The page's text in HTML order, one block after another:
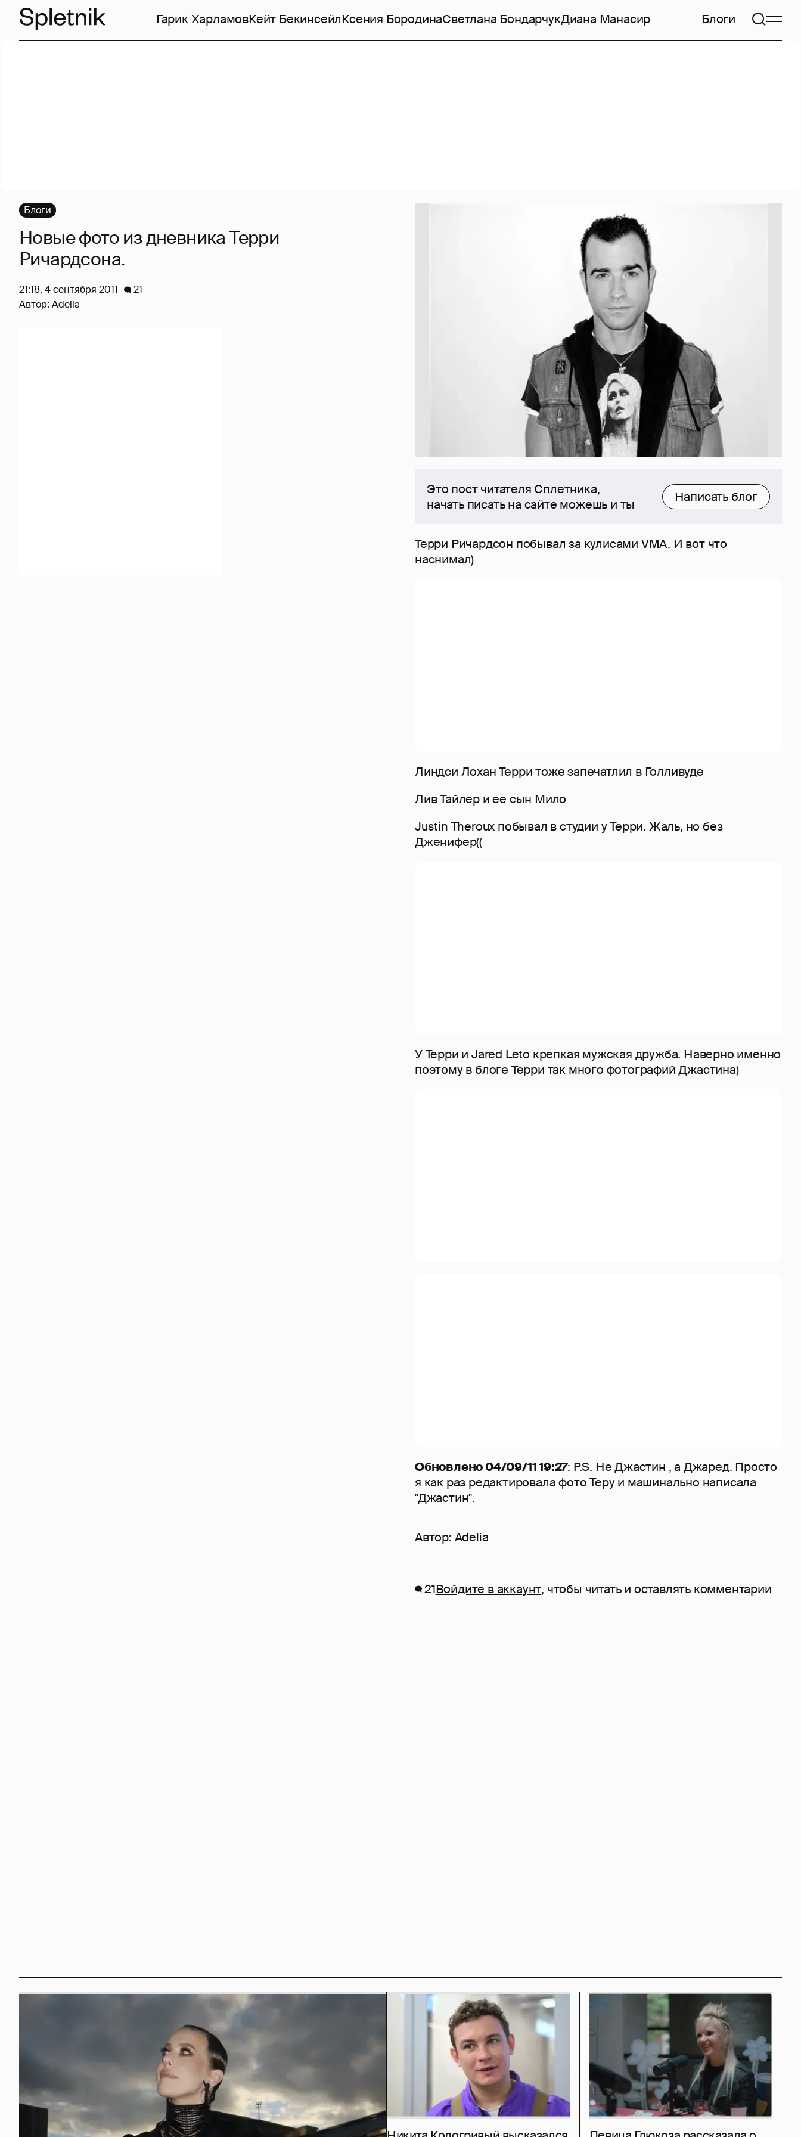
Гарик ХарламовКейт БекинсейлКсения БородинаСветлана БондарчукДиана Манасир Блоги
Это пост читателя Сплетника,
начать писать на сайте можешь и ты
Написать блог
Терри Ричардсон побывал за кулисами VMA. И вот что
наснимал)
Линдси Лохан Терри тоже запечатлил в Голливуде
Лив Тайлер и ее сын Мило
Justin Theroux побывал в студии у Терри. Жаль, но без
Дженифер((
У Терри и Jared Leto крепкая мужская дружба. Наверно именно
поэтому в блоге Терри так много фотографий Джастина)
Обновлено 04/09/11 19:27: P.S. Не Джастин , а Джаред. Просто
я как раз редактировала фото Теру и машинально написала
"Джастин".
Автор: Adelia
Блоги
Новые фото из дневника Терри
Ричардсона.
21:18, 4 сентября 2011
21
Автор: Adelia
21Войдите в аккаунт, чтобы читать и оставлять комментарии